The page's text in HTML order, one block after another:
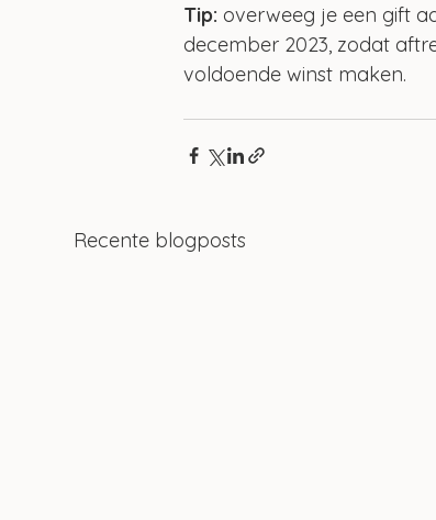
Tip: overweeg je een gift
december 2023, zodat
voldoende winst maken.
Recente blogposts